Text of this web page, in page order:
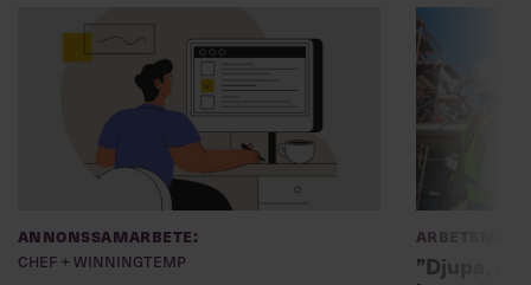
Annonssamarbete:
Chef + Winningtemp
Delta i Chefbarometern 2026
”Djupa,